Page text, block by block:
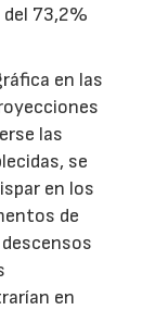
73,2%
en las
las
se
en los
de
en